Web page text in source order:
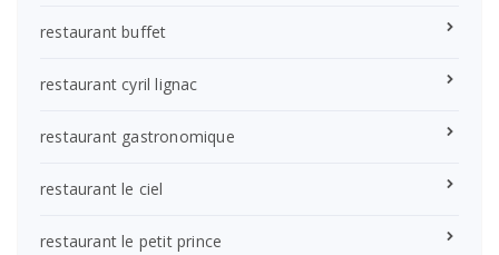
restaurant buffet
restaurant cyril lignac
restaurant gastronomique
restaurant le ciel
restaurant le petit prince